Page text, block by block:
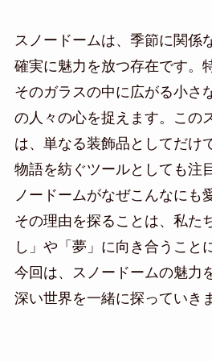
スノードームは、季節に関係
確実に魅力を放つ存在です。
そのガラスの中に広がる小さ
の人々の心を捉えます。この
は、単なる装飾品としてだけ
物語を紡ぐツールとしても注
ノードームがなぜこんなにも
その理由を探ることは、私た
し」や「夢」に向き合うこと
今回は、スノードームの魅力
深い世界を一緒に探っていき